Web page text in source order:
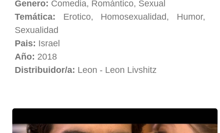
Genero: Comedia, Romántico, Sexual
Temática: Erotico, Homosexualidad, Humor,
Sexualidad
Pais: Israel
Año: 2018
Distribuidor/a: Leon - Leon Livshitz